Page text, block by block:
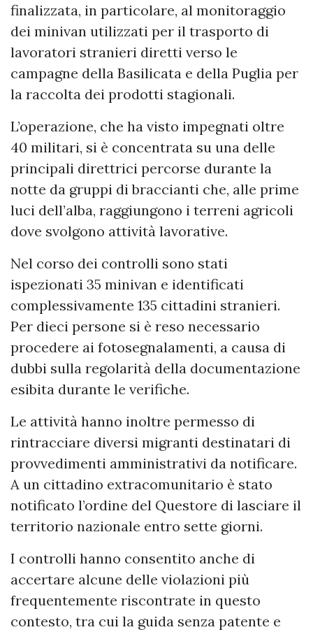
finalizzata, in particolare, al monitoraggio
dei minivan utilizzati per il trasporto di
lavoratori stranieri diretti verso le
campagne della Basilicata e della Puglia per
la raccolta dei prodotti stagionali.
L’operazione, che ha visto impegnati oltre
40 militari, si è concentrata su una delle
principali direttrici percorse durante la
notte da gruppi di braccianti che, alle prime
luci dell’alba, raggiungono i terreni agricoli
dove svolgono attività lavorative.
Nel corso dei controlli sono stati
ispezionati 35 minivan e identificati
complessivamente 135 cittadini stranieri.
Per dieci persone si è reso necessario
procedere ai fotosegnalamenti, a causa di
dubbi sulla regolarità della documentazione
esibita durante le verifiche.
Le attività hanno inoltre permesso di
rintracciare diversi migranti destinatari di
provvedimenti amministrativi da notificare.
A un cittadino extracomunitario è stato
notificato l’ordine del Questore di lasciare il
territorio nazionale entro sette giorni.
I controlli hanno consentito anche di
accertare alcune delle violazioni più
frequentemente riscontrate in questo
contesto, tra cui la guida senza patente e